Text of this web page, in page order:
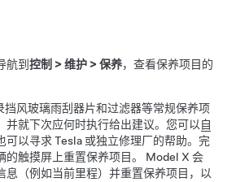
航到 控制 > 维护 > 保养，查看保养项目的
挡风玻璃雨刮器片和过滤器等常规保养项
并就下次应何时执行给出建议。您可以 自
可以寻求 Tesla 或独立修理厂的帮助。完
的触摸屏上重置保养项目。 Model X 会
息（例如当前里程）并重置保养项目，以